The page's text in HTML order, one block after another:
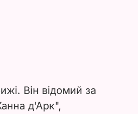
Він відомий за
д'Арк",